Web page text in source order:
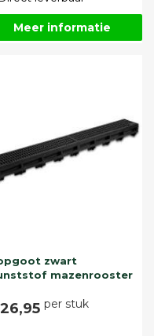
Meer informatie
zwart
mazenrooster
per stuk